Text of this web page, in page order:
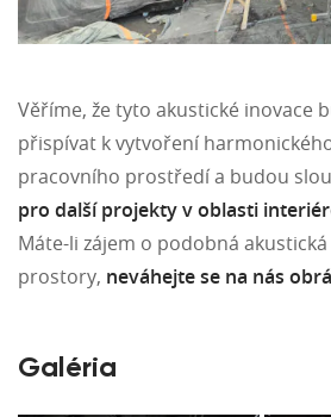
Věříme, že tyto akustické inovace
přispívat k vytvoření
pracovního prostředí a budou
pro další projekty v oblasti
Máte-li zájem o podobná
prostory, neváhejte se na nás
Galéria